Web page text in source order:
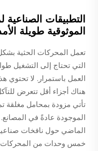
التطبيقات
الموثوقية طويلة
تعمل المحركات الحثية
التي تحتاج إلى التشغيل
العمل باستمرار. لا
هناك أجزاء أقل تتعرض
تأتي مزودة بمحامل مغلقة
الموجودة عادةً في المصانع.
الماضي حول نافخات